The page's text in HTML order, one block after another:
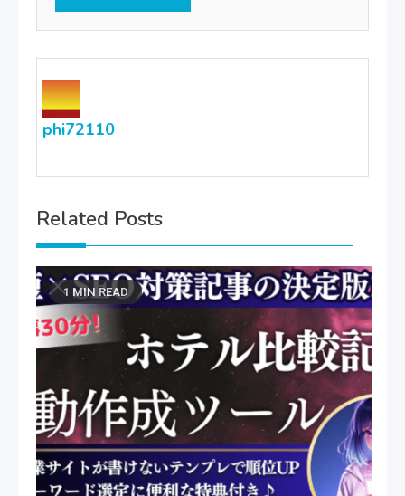
phi72110
Related Posts
1 MIN READ